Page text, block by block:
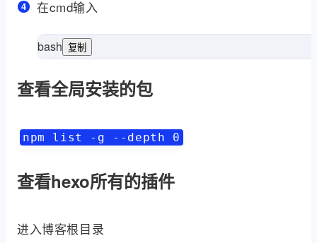
在cmd输入
bash 复制
查看全局安装的包
npm list -g --depth 0
查看hexo所有的插件
进入博客根目录